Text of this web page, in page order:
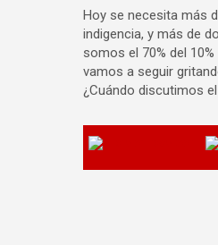
Hoy se necesita más
indigencia, y más de
somos el 70% del
vamos a seguir
¿Cuándo discutimos